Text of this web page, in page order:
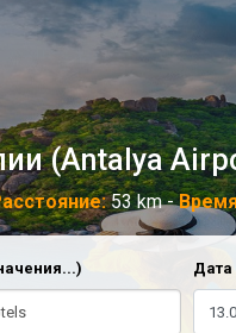
(Antalya
53 km -
Дата